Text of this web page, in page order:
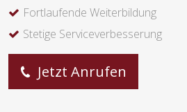
Fortlaufende Weiterbildung
Stetige Serviceverbesserung
Jetzt Anrufen